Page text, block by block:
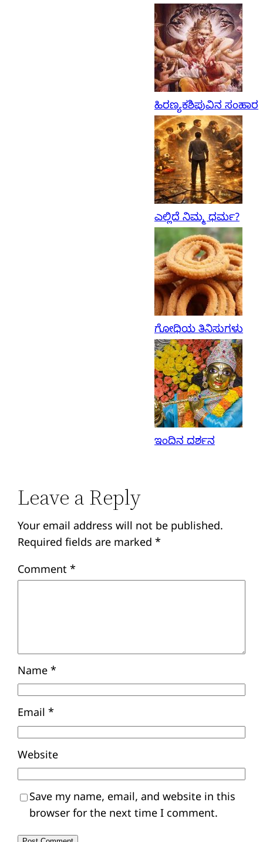
ಹಿರಣ್ಯಕಶಿಪುವಿನ ಸಂಹಾರ
ಎಲ್ಲಿದೆ ನಿಮ್ಮ ಧರ್ಮ?
ಗೋಧಿಯ ತಿನಿಸುಗಳು
ಇಂದಿನ ದರ್ಶನ
Leave a Reply
Your email address will not be published.
Required fields are marked*
Comment*
Name*
Email*
Website
Save my name, email, and website in this
browser for the next time I comment.